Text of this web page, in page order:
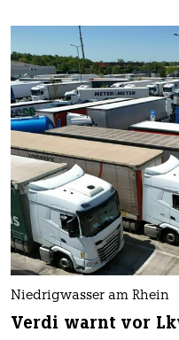
Niedrigwasser am Rhein
Verdi warnt vor